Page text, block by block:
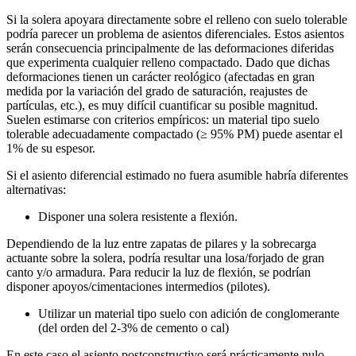
Si la solera apoyara directamente sobre el relleno con suelo tolerable
podría parecer un problema de asientos diferenciales. Estos asientos
serán consecuencia principalmente de las deformaciones diferidas
que experimenta cualquier relleno compactado. Dado que dichas
deformaciones tienen un carácter reológico (afectadas en gran
medida por la variación del grado de saturación, reajustes de
partículas, etc.), es muy difícil cuantificar su posible magnitud.
Suelen estimarse con criterios empíricos: un material tipo suelo
tolerable adecuadamente compactado (≥ 95% PM) puede asentar el
1% de su espesor.
Si el asiento diferencial estimado no fuera asumible habría diferentes
alternativas:
Disponer una solera resistente a flexión.
Dependiendo de la luz entre zapatas de pilares y la sobrecarga
actuante sobre la solera, podría resultar una losa/forjado de gran
canto y/o armadura. Para reducir la luz de flexión, se podrían
disponer apoyos/cimentaciones intermedios (pilotes).
Utilizar un material tipo suelo con adición de conglomerante
(del orden del 2-3% de cemento o cal)